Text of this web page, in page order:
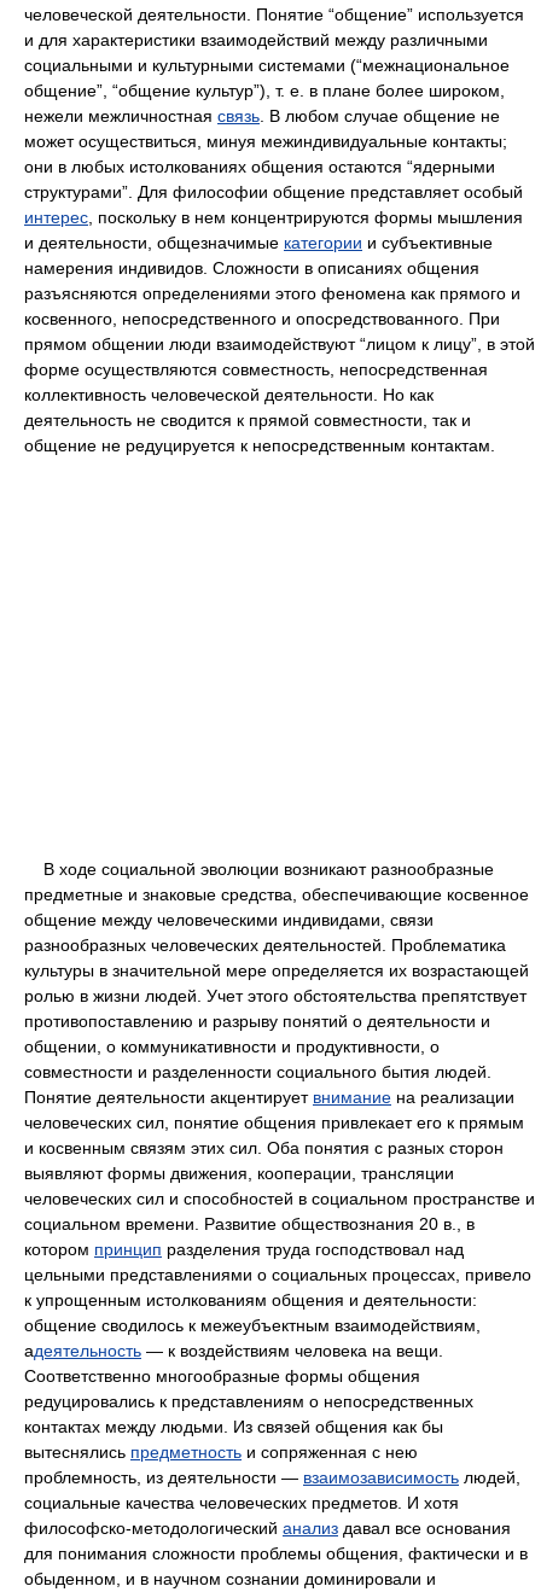
человеческой деятельности. Понятие “общение” используется
и для характеристики взаимодействий между различными
социальными и культурными системами (“межнациональное
общение”, “общение культур”), т. е. в плане более широком,
нежели межличностная связь . В любом случае общение не
может осуществиться, минуя межиндивидуальные контакты;
они в любых истолкованиях общения остаются “ядерными
структурами”. Для философии общение представляет особый
интерес , поскольку в нем концентрируются формы мышления
и деятельности, общезначимые категории и субъективные
намерения индивидов. Сложности в описаниях общения
разъясняются определениями этого феномена как прямого и
косвенного, непосредственного и опосредствованного. При
прямом общении люди взаимодействуют “лицом к лицу”, в этой
форме осуществляются совместность, непосредственная
коллективность человеческой деятельности. Но как
деятельность не сводится к прямой совместности, так и
общение не редуцируется к непосредственным контактам.
В ходе социальной эволюции возникают разнообразные
предметные и знаковые средства, обеспечивающие косвенное
общение между человеческими индивидами, связи
разнообразных человеческих деятельностей. Проблематика
культуры в значительной мере определяется их возрастающей
ролью в жизни людей. Учет этого обстоятельства препятствует
противопоставлению и разрыву понятий о деятельности и
общении, о коммуникативности и продуктивности, о
совместности и разделенности социального бытия людей.
Понятие деятельности акцентирует внимание на реализации
человеческих сил, понятие общения привлекает его к прямым
и косвенным связям этих сил. Оба понятия с разных сторон
выявляют формы движения, кооперации, трансляции
человеческих сил и способностей в социальном пространстве и
социальном времени. Развитие обществознания 20 в., в
котором принцип разделения труда господствовал над
цельными представлениями о социальных процессах, привело
к упрощенным истолкованиям общения и деятельности:
общение сводилось к межеубъектным взаимодействиям,
адеятельность — к воздействиям человека на вещи.
Соответственно многообразные формы общения
редуцировались к представлениям о непосредственных
контактах между людьми. Из связей общения как бы
вытеснялись предметность и сопряженная с нею
проблемность, из деятельности — взаимозависимость людей,
социальные качества человеческих предметов. И хотя
философско-методологический анализ давал все основания
для понимания сложности проблемы общения, фактически и в
обыденном, и в научном сознании доминировали и